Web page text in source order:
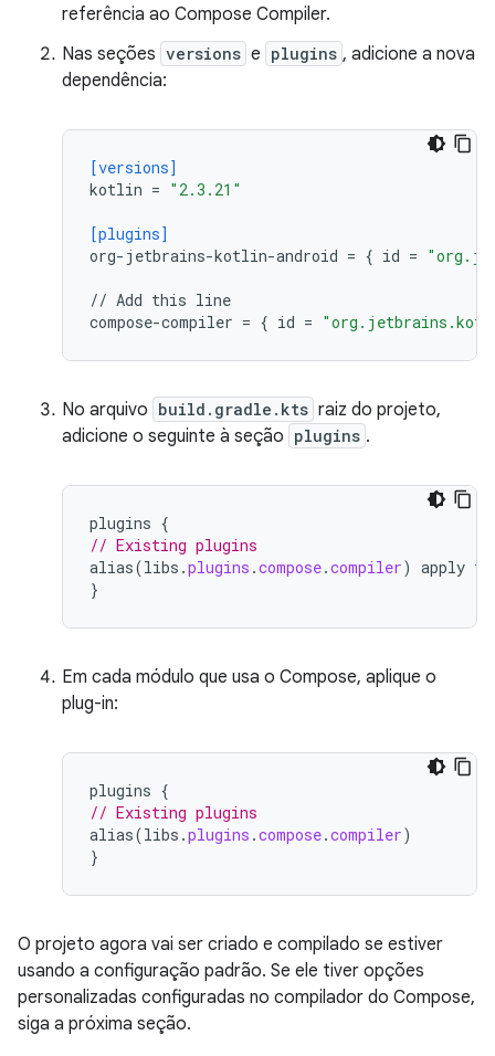
referência ao Compose Compiler.
Nas seções versions e plugins , adicione a nova
dependência:
[versions]
kotlin = "2.3.21"
[plugins]
org-jetbrains-kotlin-android = { id =
// Add this line
compose-compiler = { id =
No arquivo build.gradle.kts raiz do projeto,
adicione o seguinte à seção plugins .
plugins {
// Existing plugins
alias(libs .plugins .compose.compiler) apply
}
Em cada módulo que usa o Compose, aplique o
plug-in:
plugins {
// Existing plugins
alias(libs .plugins .compose.compiler)
}
O projeto agora vai ser criado e compilado se estiver
usando a configuração padrão. Se ele tiver opções
personalizadas configuradas no compilador do Compose,
siga a próxima seção.